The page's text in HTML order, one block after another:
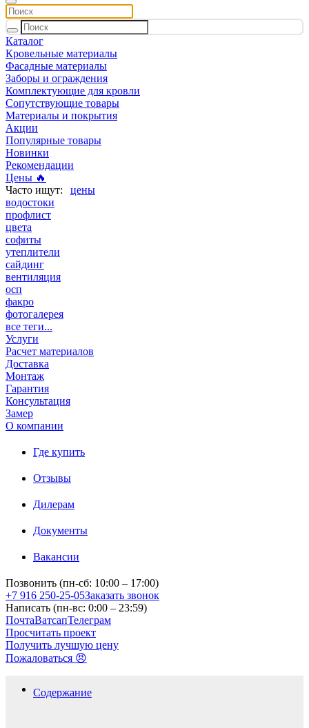
Каталог
Кровельные материалы
Фасадные материалы
Заборы и ограждения
Комплектующие для кровли
Сопутствующие товары
Материалы и покрытия
Акции
Популярные товары
Новинки
Рекомендации
Цены 🔥
цены
водостоки
профлист
цвета
софиты
утеплители
сайдинг
вентиляция
осп
факро
фотогалерея
все теги...
Услуги
Расчет материалов
Доставка
Монтаж
Гарантия
Консультация
Замер
О компании
Где купить
Отзывы
Дилерам
Документы
Вакансии
Позвонить (пн-сб: 10:00 – 17:00)
+7 916 250-25-05Заказать звонок
Написать (пн-вс: 0:00 – 23:59)
ПочтаВатсапТелеграм
Просчитать проект
Получить лучшую цену
Пожаловаться 😠
Содержание